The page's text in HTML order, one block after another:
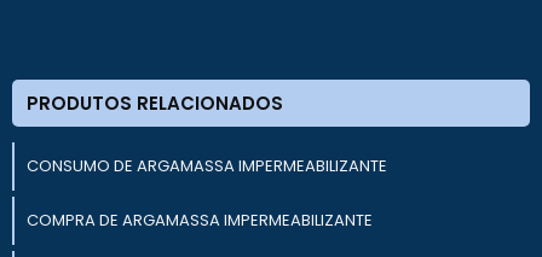
PRODUTOS RELACIONADOS
CONSUMO DE ARGAMASSA IMPERMEABILIZANTE
COMPRA DE ARGAMASSA IMPERMEABILIZANTE